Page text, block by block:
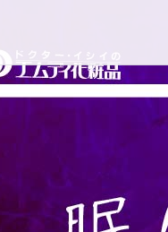
テ
ン
ツ
ッ
ドクタ